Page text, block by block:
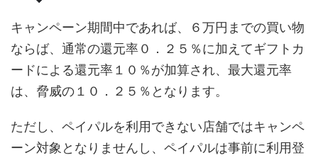
キャンペーン期間中であれば、６万円までの買い物
ならば、通常の還元率０．２５％に加えてギフトカ
ードによる還元率１０％が加算され、最大還元率
は、脅威の１０．２５％となります。
ただし、ペイパルを利用できない店舗ではキャンペ
ーン対象となりませんし、ペイパルは事前に利用登